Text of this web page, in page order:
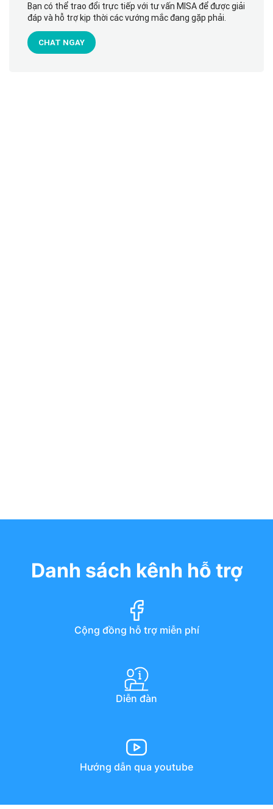
Bạn có thể trao đổi trực tiếp với tư vấn MISA để được giải
đáp và hỗ trợ kịp thời các vướng mắc đang gặp phải.
CHAT NGAY
Danh sách kênh hỗ trợ
Cộng đồng hỗ trợ miễn phí
Diễn đàn
Hướng dẫn qua youtube